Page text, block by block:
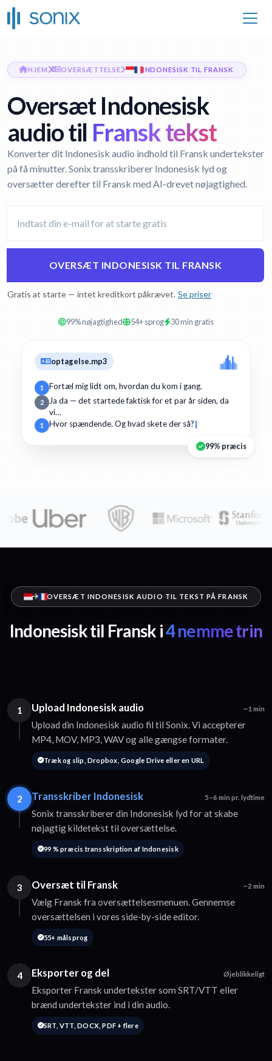
HJEM OVERSÆTTELSE INDONESISK TIL FRANSK
Oversæt Indonesisk
audio til Fransk tekst
Konverter dit Indonesisk audio indhold til Fransk undertekster
på få minutter. Sonix transskriberer Indonesisk lyd og
oversætter derefter til Fransk med AI-drevet nøjagtighed.
OVERSÆT INDONESISK TIL FRANSK
Gratis at starte — intet kreditkort påkrævet. Se priser
99% nøjagtighed 54+ sprog 30 min gratis
optagelse.mp3
1 Fortæl mig lidt om, hvordan du kom i gang.
2
Ja da — det startede faktisk for et par år siden, da
vi…
1 Hvor spændende. Og hvad skete der så?
99% præcis
OVERSÆT INDONESISK AUDIO TIL TEKST PÅ FRANSK
Indonesisk til Fransk i4 nemme trin
1 Upload Indonesisk audio ~1 min
Upload din Indonesisk audio fil til Sonix. Vi accepterer
MP4, MOV, MP3, WAV og alle gængse formater.
Træk og slip, Dropbox, Google Drive eller en URL
2 Transskriber Indonesisk 5–6 min pr. lydtime
Sonix transskriberer din Indonesisk lyd for at skabe
nøjagtig kildetekst til oversættelse.
99 % præcis transskription af Indonesisk
3 Oversæt til Fransk ~2 min
Vælg Fransk fra oversættelsesmenuen. Gennemse
oversættelsen i vores side-by-side editor.
55+ målsprog
4 Eksporter og del Øjeblikkeligt
Eksporter Fransk undertekster som SRT/VTT eller
brænd undertekster ind i din audio.
SRT, VTT, DOCX, PDF + flere